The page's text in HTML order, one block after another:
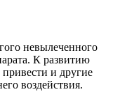
невылеченного
К развитию
привести и другие
воздействия.